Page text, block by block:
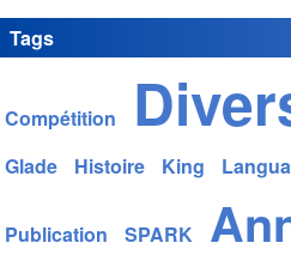
Tags
Compétition
Glade
Histoire King
Publication SPARK